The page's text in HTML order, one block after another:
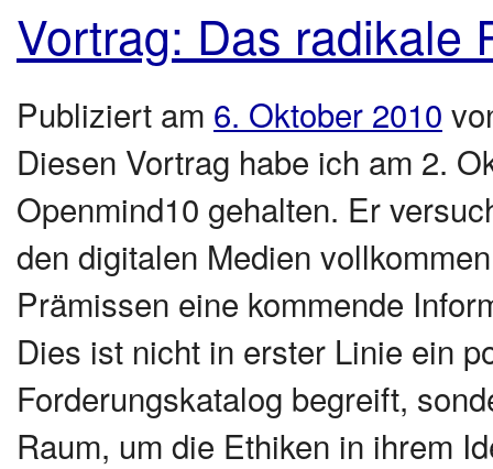
Vortrag: Das radikale
Publiziert am 6. Oktober 2010
Diesen Vortrag habe ich am 2.
Openmind10 gehalten. Er
den digitalen Medien
Prämissen eine kommende
Dies ist nicht in erster Linie ein
Forderungskatalog begreift,
Raum, um die Ethiken in ihrem